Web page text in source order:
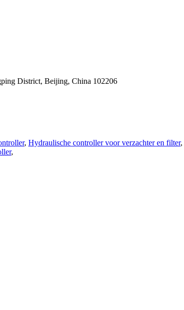
District, Beijing, China 102206
, Hydraulische controller voor verzachter en filter,
,